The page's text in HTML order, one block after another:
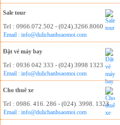
Sale tour
Tel : 0966.072.502 - (024).3266.8060
Email : info@dulichanhsaomoi.com
Đặt vé máy bay
Tel : 0936 042 333 - (024) 3998 1323
Email : info@dulichanhsaomoi.com
Cho thuê xe
Tel : 0986. 416. 286 - (024). 3998. 1323
Email : info@dulichanhsaomoi.com